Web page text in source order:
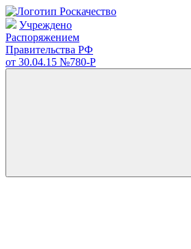
Учреждено
Распоряжением
Правительства РФ
от 30.04.15 №780-Р